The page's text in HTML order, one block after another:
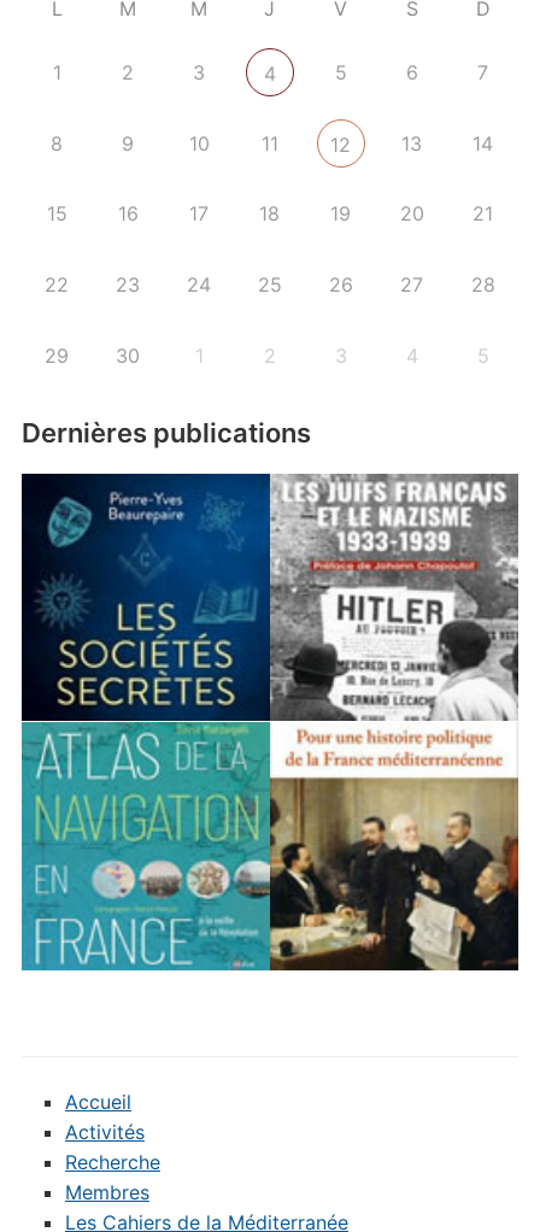
L M M J V S D
1 2 3 4 5 6 7
8 9 10 11 12 13 14
15 16 17 18 19 20 21
22 23 24 25 26 27 28
29 30 1 2 3 4 5
Dernières publications
Accueil
Activités
Recherche
Membres
Les Cahiers de la Méditerranée